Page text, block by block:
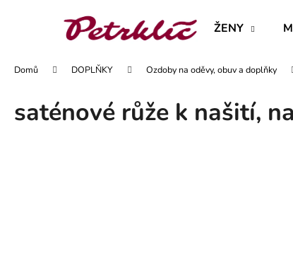
ŽENY
Domů DOPLŇKY Ozdoby na oděvy, obuv a doplňky
saténové růže k našití,
Zpět
obchodu
Zpět
obchodu